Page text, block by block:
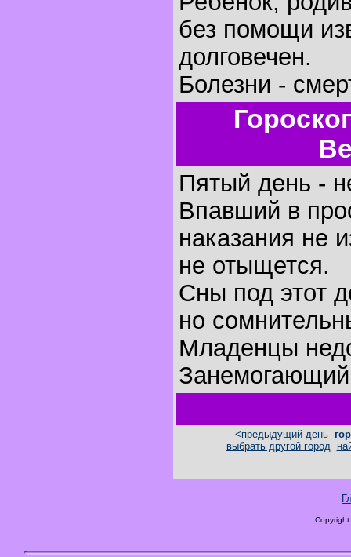
без помощи
долговечен.
Болезни -
Пятый день -
Впавший в
наказания не
не отыщется.
Сны под этот
но
Младенцы
Занемогающий
<предыдущий день
выбрать другой город